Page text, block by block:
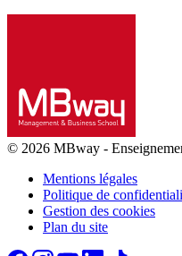
© 2026 MBway -
Mentions légales
Politique de
Gestion des cookies
Plan du site